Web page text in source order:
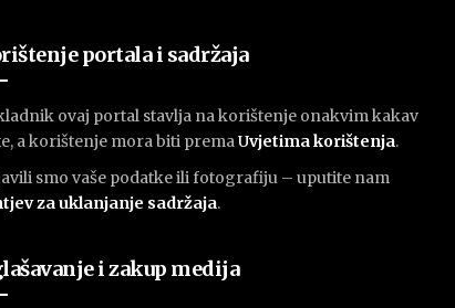
portala i sadržaja
ovaj portal stavlja na korištenje onakvim kakav
a korištenje mora biti premaUvjetima korištenja.
smo vaše podatke ili fotografiju – uputite nam
za uklanjanje sadržaja.
i zakup medija